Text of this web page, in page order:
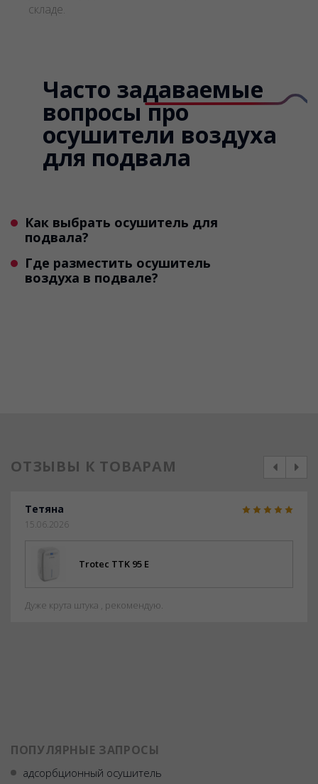
складе.
Часто задаваемые
вопросы про
осушители воздуха
для подвала
Как выбрать осушитель для
подвала?
Необходимо знать общую
Где разместить осушитель
воздуха в подвале?
ОТЗЫВЫ К ТОВАРАМ
Тетяна
15.06.2026
Trotec TTK 95 E
Дуже крута штука , рекомендую.
ПОПУЛЯРНЫЕ ЗАПРОСЫ
адсорбционный осушитель